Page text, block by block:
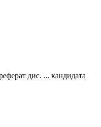
дис. ... кандидата